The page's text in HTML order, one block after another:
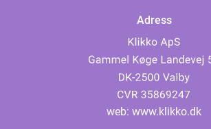
Adress
web: www.klikko.dk